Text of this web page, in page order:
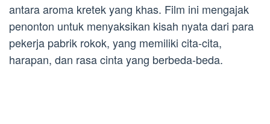
antara aroma kretek yang khas. Film ini mengajak
penonton untuk menyaksikan kisah nyata dari para
pekerja pabrik rokok, yang memiliki cita-cita,
harapan, dan rasa cinta yang berbeda-beda.